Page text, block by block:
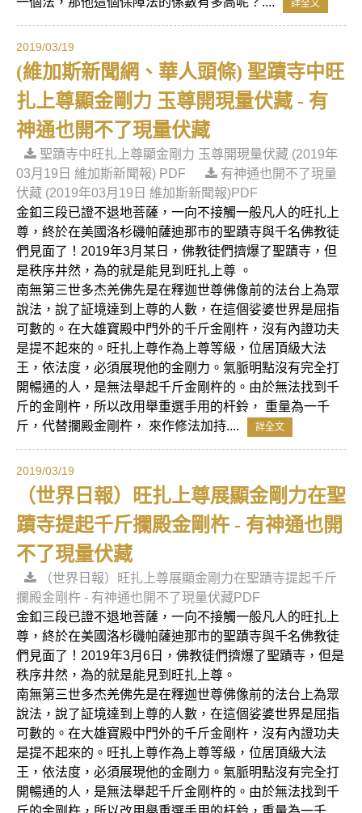
詳全文
2019/03/19
(維加斯新聞網、華人頭條) 聖蹟寺中旺
扎上尊顯金剛力 玉尊開現量伏藏 - 有
神通也開不了現量伏藏
聖蹟寺中旺扎上尊顯金剛力 玉尊開現量伏藏 (2019年
03月19日 維加斯新聞報) PDF
有神通也開不了現量
伏藏 (2019年03月19日 維加斯新聞報)PDF
金釦三段已證不退地菩薩，一向不接觸一般凡人的旺扎上
尊，終於在美國洛杉磯帕薩迪那市的聖蹟寺與千名佛教徒
們見面了！2019年3月某日，佛教徒們擠爆了聖蹟寺，但
是秩序井然，為的就是能見到旺扎上尊 。
南無第三世多杰羌佛先是在釋迦世尊佛像前的法台上為眾
說法，說了証境達到上尊的人數，在這個娑婆世界是屈指
可數的。在大雄寶殿中門外的千斤金剛杵，沒有內證功夫
是提不起來的。旺扎上尊作為上尊等級，位居頂級大法
王，依法度，必須展現他的金剛力。氣脈明點沒有完全打
開暢通的人，是無法舉起千斤金剛杵的。由於無法找到千
斤的金剛杵，所以改用舉重選手用的杆鈴， 重量為一千
斤，代替攔殿金剛杵， 來作修法加持....
詳全文
2019/03/19
（世界日報）旺扎上尊展顯金剛力在聖
蹟寺提起千斤攔殿金剛杵 - 有神通也開
不了現量伏藏
（世界日報）旺扎上尊展顯金剛力在聖蹟寺提起千斤
攔殿金剛杵 - 有神通也開不了現量伏藏PDF
金釦三段已證不退地菩薩，一向不接觸一般凡人的旺扎上
尊，終於在美國洛杉磯帕薩迪那市的聖蹟寺與千名佛教徒
們見面了！2019年3月6日，佛教徒們擠爆了聖蹟寺，但是
秩序井然，為的就是能見到旺扎上尊。
南無第三世多杰羌佛先是在釋迦世尊佛像前的法台上為眾
說法，說了証境達到上尊的人數，在這個娑婆世界是屈指
可數的。在大雄寶殿中門外的千斤金剛杵，沒有內證功夫
是提不起來的。旺扎上尊作為上尊等級，位居頂級大法
王，依法度，必須展現他的金剛力。氣脈明點沒有完全打
開暢通的人，是無法舉起千斤金剛杵的。由於無法找到千